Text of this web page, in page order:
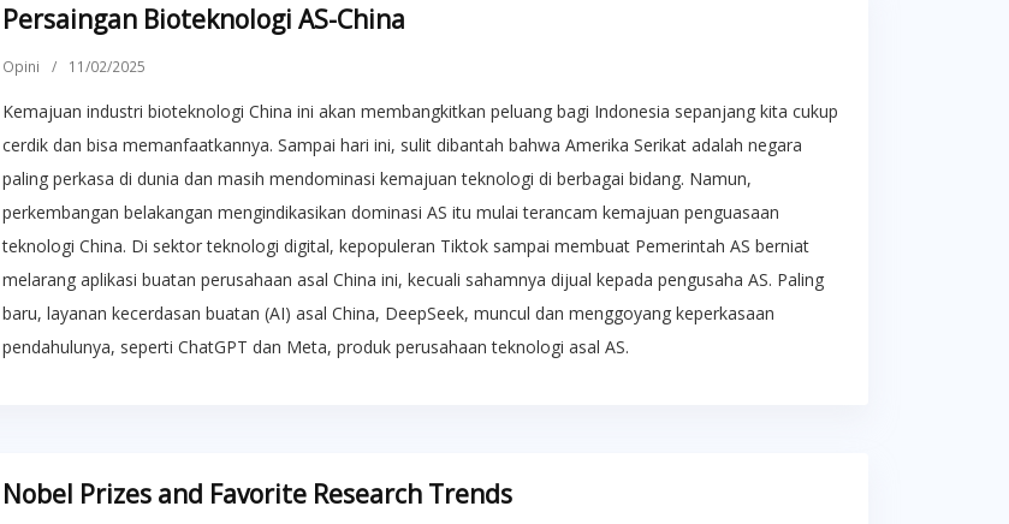
Persaingan Bioteknologi AS-China
Opini / 11/02/2025
Kemajuan industri bioteknologi China ini akan membangkitkan peluang bagi Indonesia sepanjang kita cukup
cerdik dan bisa memanfaatkannya. Sampai hari ini, sulit dibantah bahwa Amerika Serikat adalah negara
paling perkasa di dunia dan masih mendominasi kemajuan teknologi di berbagai bidang. Namun,
perkembangan belakangan mengindikasikan dominasi AS itu mulai terancam kemajuan penguasaan
teknologi China. Di sektor teknologi digital, kepopuleran Tiktok sampai membuat Pemerintah AS berniat
melarang aplikasi buatan perusahaan asal China ini, kecuali sahamnya dijual kepada pengusaha AS. Paling
baru, layanan kecerdasan buatan (AI) asal China, DeepSeek, muncul dan menggoyang keperkasaan
pendahulunya, seperti ChatGPT dan Meta, produk perusahaan teknologi asal AS.
Nobel Prizes and Favorite Research Trends